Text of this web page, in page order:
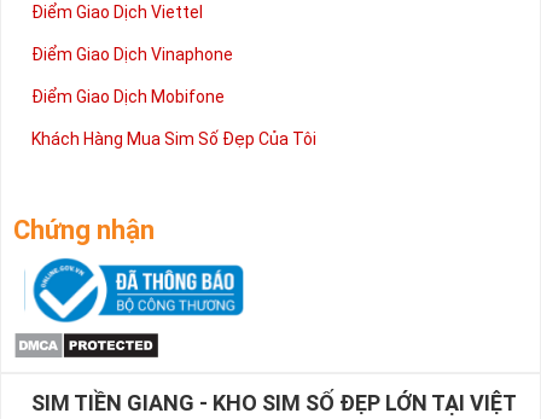
Điểm Giao Dịch Viettel
Điểm Giao Dịch Vinaphone
Điểm Giao Dịch Mobifone
Khách Hàng Mua Sim Số Đẹp Của Tôi
Chứng nhận
SIM TIỀN GIANG - KHO SIM SỐ ĐẸP LỚN TẠI VIỆT